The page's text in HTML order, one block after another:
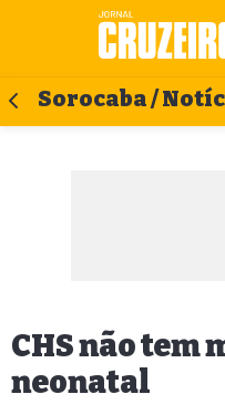
Sorocaba /
CHS não tem
neonatal